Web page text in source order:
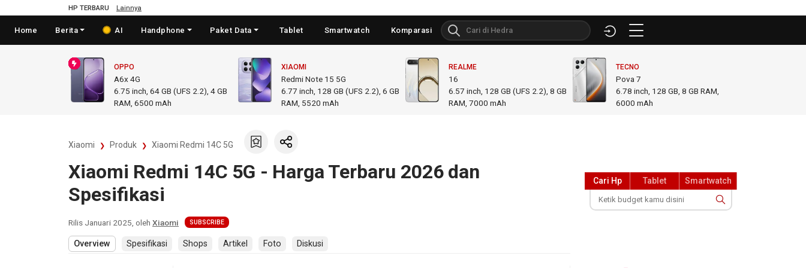
HP TERBARU Lainnya
Home Berita AI Handphone Paket Data Tablet Smartwatch Komparasi
OPPO
A6x 4G
6.75 inch, 64 GB (UFS 2.2), 4 GB
RAM 6500 mAh
XIAOMI
Redmi Note 15 5G
6.77 inch, 128 GB (UFS 2.2), 6 GB
RAM 5520 mAh
REALME
16
6.57 inch, 128 GB (UFS 2.2), 8 GB
RAM 7000 mAh
TECNO
Pova 7
6.78 inch, 128 GB, 8 GB RAM
6000 mAh
Xiaomi Produk Xiaomi Redmi 14C 5G
Xiaomi Redmi 14C 5G - Harga Terbaru 2026 dan
Spesifikasi
Rilis Januari 2025 , oleh Xiaomi SUBSCRIBE
Overview Spesifikasi Shops Artikel Foto Diskusi
Cari Hp Tablet Smartwatch